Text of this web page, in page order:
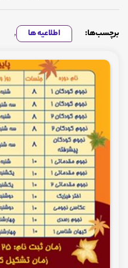
برچسب‌ها: اطلاعیه ها ,